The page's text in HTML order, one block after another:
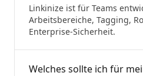
Linkinize ist für Teams
Arbeitsbereiche, Tagging,
Enterprise-Sicherheit.
Welches sollte ich für